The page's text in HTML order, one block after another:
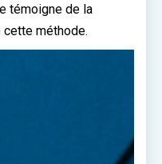
témoigne de la
cette méthode.